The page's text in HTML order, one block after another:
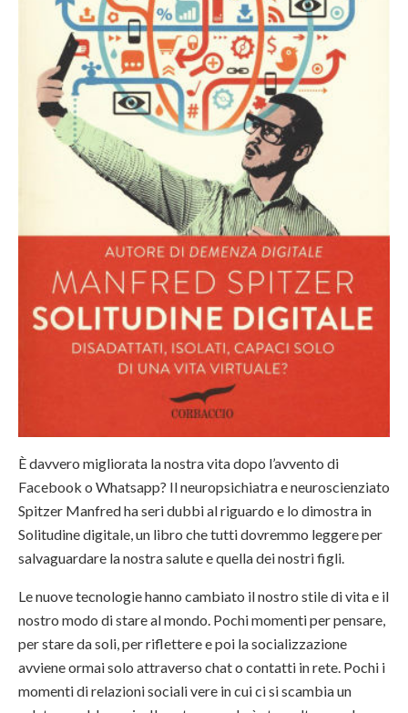
È davvero migliorata la nostra vita dopo l’avvento di
Facebook o Whatsapp? Il neuropsichiatra e neuroscienziato
Spitzer Manfred ha seri dubbi al riguardo e lo dimostra in
Solitudine digitale, un libro che tutti dovremmo leggere per
salvaguardare la nostra salute e quella dei nostri figli.
Le nuove tecnologie hanno cambiato il nostro stile di vita e il
nostro modo di stare al mondo. Pochi momenti per pensare,
per stare da soli, per riflettere e poi la socializzazione
avviene ormai solo attraverso chat o contatti in rete. Pochi i
momenti di relazioni sociali vere in cui ci si scambia un